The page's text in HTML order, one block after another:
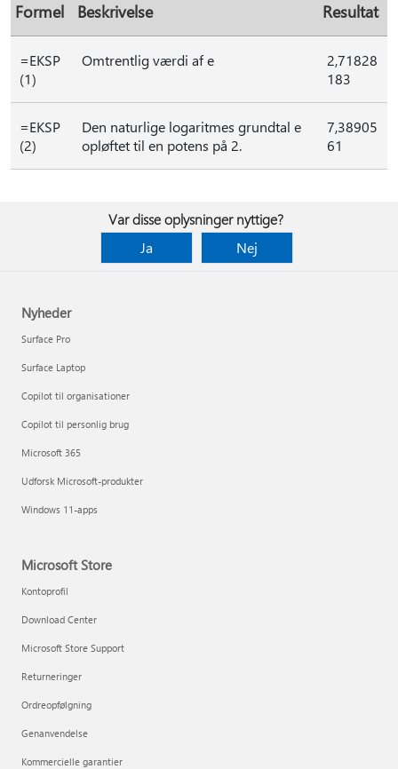
Formel Beskrivelse Resultat
=EKSP
(1)
Omtrentlig værdi af e
2,71828
183
=EKSP
(2)
Den naturlige logaritmes grundtal e
opløftet til en potens på 2.
7,38905
61
Var disse oplysninger nyttige?
Ja
Nej
Nyheder
Surface Pro
Surface Laptop
Copilot til organisationer
Copilot til personlig brug
Microsoft 365
Udforsk Microsoft-produkter
Windows 11-apps
Microsoft Store
Kontoprofil
Download Center
Microsoft Store Support
Returneringer
Ordreopfølgning
Genanvendelse
Kommercielle garantier